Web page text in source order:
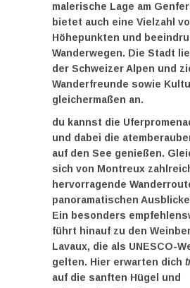
malerische Lage am
bietet auch eine Vielzahl
Höhepunkten und
Wanderwegen. Die Stadt
der Schweizer Alpen und
Wanderfreunde sowie
gleichermaßen an.
du kannst die
und dabei die
auf den See genießen.
sich von Montreux
hervorragende
panoramatischen
Ein besonders
führt hinauf zu den
Lavaux, die als UNESCO-
gelten. Hier erwarten dich
auf die sanften Hügel und